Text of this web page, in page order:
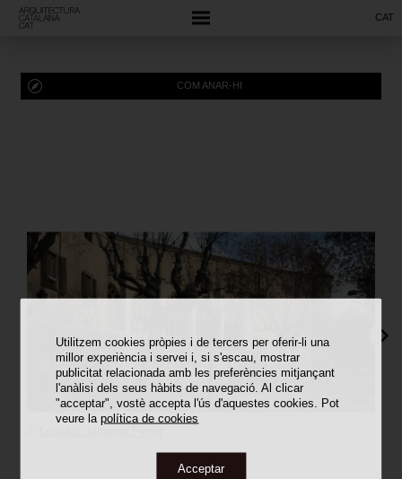
Utilitzem cookies pròpies i de tercers per oferir-li una
millor experiència i servei i, si s'escau, mostrar
publicitat relacionada amb les preferències mitjançant
l'anàlisi dels seus hàbits de navegació. Al clicar
"acceptar", vostè accepta l'ús d'aquestes cookies. Pot
veure lapolítica de cookies
Acceptar
CAT
COM ANAR-HI